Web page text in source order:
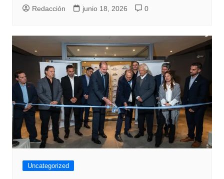
Redacción junio 18, 2026 0
Uncategorized